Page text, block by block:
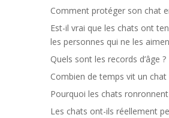
Comment protéger son chat
Est-il vrai que les chats ont
les personnes qui ne les
Quels sont les records d’âge ?
Combien de temps vit un chat
Pourquoi les chats ronronnent
Les chats ont-ils réellement